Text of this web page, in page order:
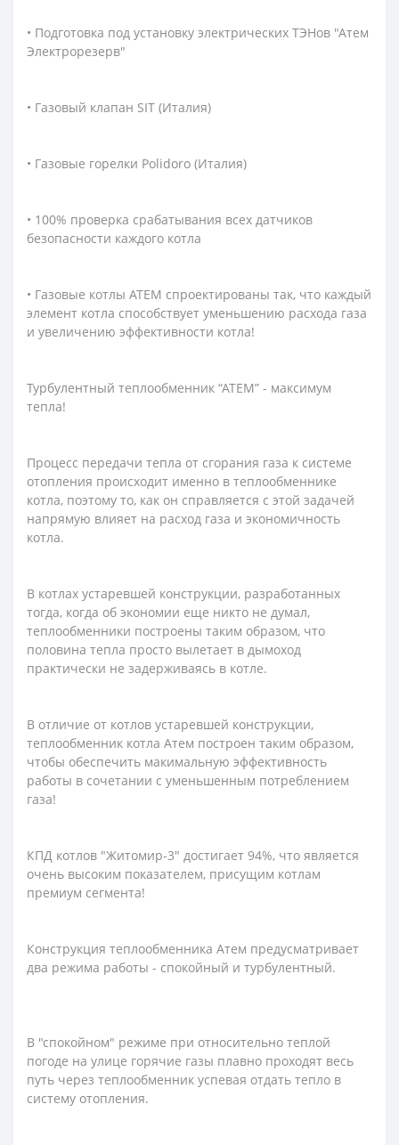
• Подготовка под установку электрических ТЭНов "Атем
Электрорезерв"
• Газовый клапан SIT (Италия)
• Газовые горелки Polidoro (Италия)
• 100% проверка срабатывания всех датчиков
безопасности каждого котла
• Газовые котлы АТЕМ спроектированы так, что каждый
элемент котла способствует уменьшению расхода газа
и увеличению эффективности котла!
Турбулентный теплообменник “АТЕМ” - максимум
тепла!
Процесс передачи тепла от сгорания газа к системе
отопления происходит именно в теплообменнике
котла, поэтому то, как он справляется с этой задачей
напрямую влияет на расход газа и экономичность
котла.
В котлах устаревшей конструкции, разработанных
тогда, когда об экономии еще никто не думал,
теплообменники построены таким образом, что
половина тепла просто вылетает в дымоход
практически не задерживаясь в котле.
В отличие от котлов устаревшей конструкции,
теплообменник котла Атем построен таким образом,
чтобы обеспечить макимальную эффективность
работы в сочетании с уменьшенным потреблением
газа!
КПД котлов "Житомир-3" достигает 94%, что является
очень высоким показателем, присущим котлам
премиум сегмента!
Конструкция теплообменника Атем предусматривает
два режима работы - спокойный и турбулентный.
В "спокойном" режиме при относительно теплой
погоде на улице горячие газы плавно проходят весь
путь через теплообменник успевая отдать тепло в
систему отопления.